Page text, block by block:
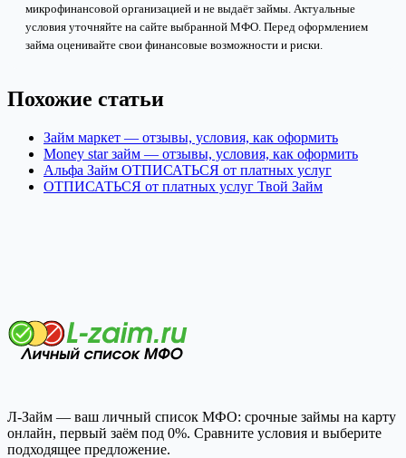
микрофинансовой организацией и не выдаёт займы. Актуальные
условия уточняйте на сайте выбранной МФО. Перед оформлением
займа оценивайте свои финансовые возможности и риски.
Похожие статьи
Займ маркет — отзывы, условия, как оформить
Money star займ — отзывы, условия, как оформить
Альфа Займ ОТПИСАТЬСЯ от платных услуг
ОТПИСАТЬСЯ от платных услуг Твой Займ
Л-Займ — ваш личный список МФО: срочные займы на карту
онлайн, первый заём под 0%. Сравните условия и выберите
подходящее предложение.